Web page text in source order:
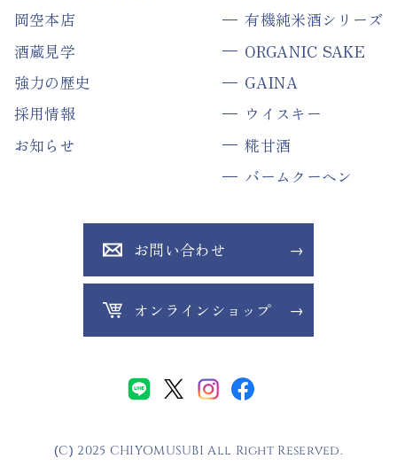
岡空本店
酒蔵見学
強力の歴史
採用情報
お知らせ
有機純米酒シリーズ
ORGANIC SAKE
GAINA
ウイスキー
糀甘酒
バームクーヘン
お問い合わせ
オンラインショップ
(C) 2025 CHIYOMUSUBI All Right Reserved.